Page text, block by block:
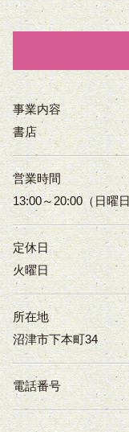
事業内容
書店
営業時間
13:00～20:00（日曜
定休日
火曜日
所在地
沼津市下本町34
電話番号